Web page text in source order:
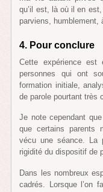
qu’il est, là où il en
parviens, humblement,
4. Pour conclure
Cette expérience est
personnes qui ont
formation initiale,
de parole pourtant très
Je note cependant
que certains parents
vécu une séance. La
rigidité du dispositif de
Dans les nombreux
cadrés. Lorsque l’on